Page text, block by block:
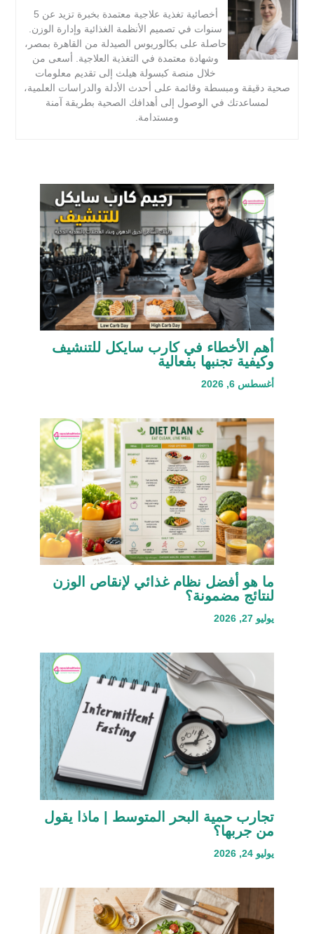
أخصائية تغذية علاجية معتمدة بخبرة تزيد عن 5
سنوات في تصميم الأنظمة الغذائية وإدارة الوزن.
حاصلة على بكالوريوس الصيدلة من القاهرة بمصر،
وشهادة معتمدة في التغذية العلاجية. أسعى من
خلال منصة كبسولة هيلث إلى تقديم معلومات
صحية دقيقة ومبسطة وقائمة على أحدث الأدلة والدراسات العلمية،
لمساعدتك في الوصول إلى أهدافك الصحية بطريقة آمنة
ومستدامة.
أهم الأخطاء في كارب سايكل للتنشيف
وكيفية تجنبها بفعالية
أغسطس 6, 2026
ما هو أفضل نظام غذائي لإنقاص الوزن
لنتائج مضمونة؟
يوليو 27, 2026
تجارب حمية البحر المتوسط | ماذا يقول
من جربها؟
يوليو 24, 2026